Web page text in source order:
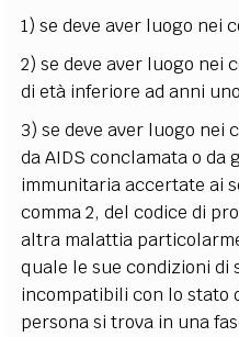
1) se deve aver luogo nei
2) se deve aver luogo nei
di età inferiore ad anni
3) se deve aver luogo nei
da AIDS conclamata o da
immunitaria accertate ai
comma 2, del codice di
altra malattia
quale le sue condizioni di
incompatibili con lo stato
persona si trova in una